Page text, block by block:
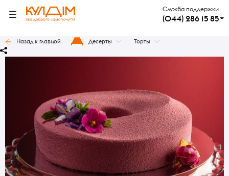
Служба поддержки
(044) 286 15 85
Назад к главной Десерты Торты